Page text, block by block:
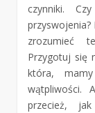
czynniki.
zrozumieć
Przygotuj się
która,
wątpliwości.
przecież,